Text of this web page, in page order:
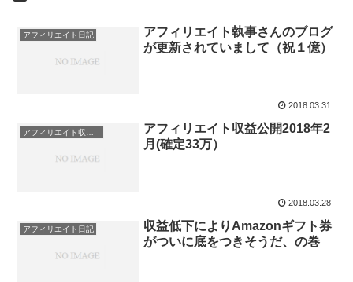
アフィリエイト日記
アフィリエイト執事さんのブログ
が更新されていまして（祝１億）
2018.03.31
アフィリエイト収益公開2018年2
月(確定33万）
2018.03.28
アフィリエイト日記
収益低下によりAmazonギフト券
がついに底をつきそうだ、の巻